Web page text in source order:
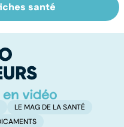
des
: que
?
santé
LE MAG DE LA SANTÉ